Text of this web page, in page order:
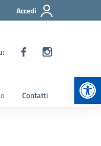
Accedi
Contatti